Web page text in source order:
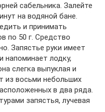
сабельника. Залейте
на водяной бане.
и принимать
по 50 г. Средство
Запястье руки имеет
напоминает лодку,
слегка выпуклая и
из восьми небольших
в два ряда.
запястья, лучевая